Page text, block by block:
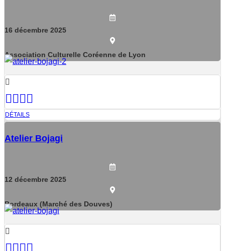
16 décembre 2025
Association Culturelle Coréenne de Lyon
DÉTAILS
Atelier Bojagi
12 décembre 2025
Bordeaux (Marché des Douves)